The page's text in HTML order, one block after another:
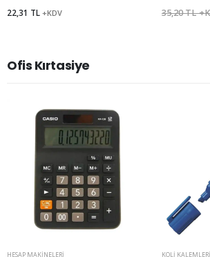
Bu ekranı bir daha gösterme
22,31 TL +KDV 35,20 TL
Ofis Kırtasiye
HESAP MAKINELERI KOLI KALEMLERI